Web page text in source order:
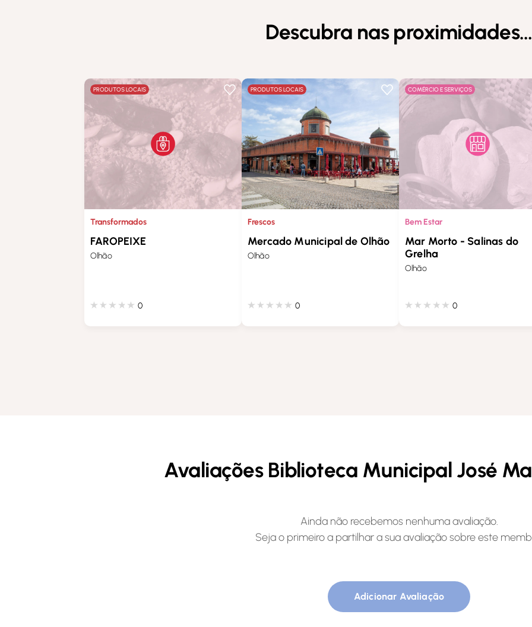
Descubra nas proximidades…
PRODUTOS LOCAIS
Transformados
FAROPEIXE
Olhão
0
PRODUTOS LOCAIS
Frescos
Mercado Municipal de Olhão
Olhão
0
COMÉRCIO E SERVIÇOS
Bem Estar
Mar Morto - Salinas do
Grelha
Olhão
0
Avaliações Biblioteca Municipal José
Ainda não recebemos nenhuma avaliação.
Seja o primeiro a partilhar a sua avaliação sobre este
Adicionar Avaliação